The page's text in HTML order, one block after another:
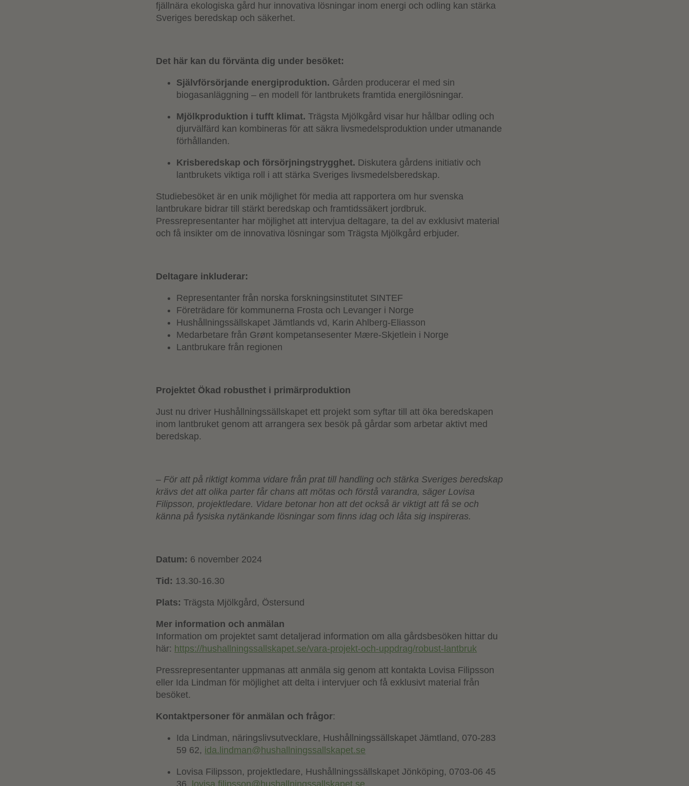
fjällnära ekologiska gård hur innovativa lösningar inom energi och odling kan stärka
Sveriges beredskap och säkerhet.
Det här kan du förvänta dig under besöket:
Självförsörjande energiproduktion. Gården producerar el med sin
biogasanläggning – en modell för lantbrukets framtida energilösningar.
Mjölkproduktion i tufft klimat. Trägsta Mjölkgård visar hur hållbar odling och
djurvälfärd kan kombineras för att säkra livsmedelsproduktion under utmanande
förhållanden.
Krisberedskap och försörjningstrygghet. Diskutera gårdens initiativ och
lantbrukets viktiga roll i att stärka Sveriges livsmedelsberedskap.
Studiebesöket är en unik möjlighet för media att rapportera om hur svenska
lantbrukare bidrar till stärkt beredskap och framtidssäkert jordbruk.
Pressrepresentanter har möjlighet att intervjua deltagare, ta del av exklusivt material
och få insikter om de innovativa lösningar som Trägsta Mjölkgård erbjuder.
Deltagare inkluderar:
Representanter från norska forskningsinstitutet SINTEF
Företrädare för kommunerna Frosta och Levanger i Norge
Hushållningssällskapet Jämtlands vd, Karin Ahlberg-Eliasson
Medarbetare från Grønt kompetansesenter Mære-Skjetlein i Norge
Lantbrukare från regionen
Projektet Ökad robusthet i primärproduktion
Just nu driver Hushållningssällskapet ett projekt som syftar till att öka beredskapen
inom lantbruket genom att arrangera sex besök på gårdar som arbetar aktivt med
beredskap.
– För att på riktigt komma vidare från prat till handling och stärka Sveriges beredskap
krävs det att olika parter får chans att mötas och förstå varandra, säger Lovisa
Filipsson, projektledare. Vidare betonar hon att det också är viktigt att få se och
känna på fysiska nytänkande lösningar som finns idag och låta sig inspireras.
Datum: 6 november 2024
Tid: 13.30-16.30
Plats: Trägsta Mjölkgård, Östersund
Mer information och anmälan
Information om projektet samt detaljerad information om alla gårdsbesöken hittar du
här: https://hushallningssallskapet.se/vara-projekt-och-uppdrag/robust-lantbruk
Pressrepresentanter uppmanas att anmäla sig genom att kontakta Lovisa Filipsson
eller Ida Lindman för möjlighet att delta i intervjuer och få exklusivt material från
besöket.
Kontaktpersoner för anmälan och frågor:
Ida Lindman, näringslivsutvecklare, Hushållningssällskapet Jämtland, 070-283
59 62, ida.lindman@hushallningssallskapet.se
Lovisa Filipsson, projektledare, Hushållningssällskapet Jönköping, 0703-06 45